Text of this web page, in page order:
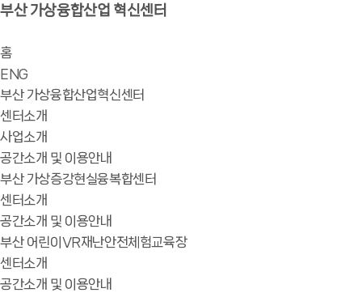
부산 가상융합산업 혁신센터
홈
ENG
부산 가상융합산업혁신센터
센터소개
사업소개
공간소개 및 이용안내
부산 가상증강현실융복합센터
센터소개
공간소개 및 이용안내
부산 어린이VR재난안전체험교육장
센터소개
공간소개 및 이용안내